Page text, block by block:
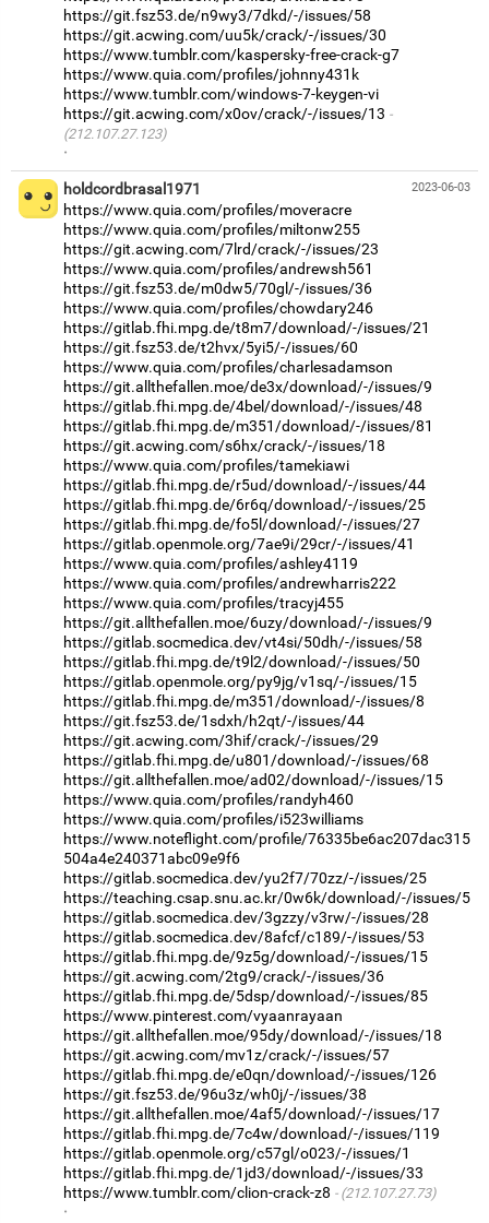
https://git.fsz53.de/n9wy3/7dkd/-/issues/58
https://git.acwing.com/uu5k/crack/-/issues/30
https://www.tumblr.com/kaspersky-free-crack-g7
https://www.quia.com/profiles/johnny431k
https://www.tumblr.com/windows-7-keygen-vi
https://git.acwing.com/x0ov/crack/-/issues/13
(212.107.27.123)
·
2023-06-03
holdcordbrasal1971
https://www.quia.com/profiles/moveracre
https://www.quia.com/profiles/miltonw255
https://git.acwing.com/7lrd/crack/-/issues/23
https://www.quia.com/profiles/andrewsh561
https://git.fsz53.de/m0dw5/70gl/-/issues/36
https://www.quia.com/profiles/chowdary246
https://gitlab.fhi.mpg.de/t8m7/download/-/issues/21
https://git.fsz53.de/t2hvx/5yi5/-/issues/60
https://www.quia.com/profiles/charlesadamson
https://git.allthefallen.moe/de3x/download/-/issues/9
https://gitlab.fhi.mpg.de/4bel/download/-/issues/48
https://gitlab.fhi.mpg.de/m351/download/-/issues/81
https://git.acwing.com/s6hx/crack/-/issues/18
https://www.quia.com/profiles/tamekiawi
https://gitlab.fhi.mpg.de/r5ud/download/-/issues/44
https://gitlab.fhi.mpg.de/6r6q/download/-/issues/25
https://gitlab.fhi.mpg.de/fo5l/download/-/issues/27
https://gitlab.openmole.org/7ae9i/29cr/-/issues/41
https://www.quia.com/profiles/ashley4119
https://www.quia.com/profiles/andrewharris222
https://www.quia.com/profiles/tracyj455
https://git.allthefallen.moe/6uzy/download/-/issues/9
https://gitlab.socmedica.dev/vt4si/50dh/-/issues/58
https://gitlab.fhi.mpg.de/t9l2/download/-/issues/50
https://gitlab.openmole.org/py9jg/v1sq/-/issues/15
https://gitlab.fhi.mpg.de/m351/download/-/issues/8
https://git.fsz53.de/1sdxh/h2qt/-/issues/44
https://git.acwing.com/3hif/crack/-/issues/29
https://gitlab.fhi.mpg.de/u801/download/-/issues/68
https://git.allthefallen.moe/ad02/download/-/issues/15
https://www.quia.com/profiles/randyh460
https://www.quia.com/profiles/i523williams
https://www.noteflight.com/profile/76335be6ac207dac315
504a4e240371abc09e9f6
https://gitlab.socmedica.dev/yu2f7/70zz/-/issues/25
https://teaching.csap.snu.ac.kr/0w6k/download/-/issues/5
https://gitlab.socmedica.dev/3gzzy/v3rw/-/issues/28
https://gitlab.socmedica.dev/8afcf/c189/-/issues/53
https://gitlab.fhi.mpg.de/9z5g/download/-/issues/15
https://git.acwing.com/2tg9/crack/-/issues/36
https://gitlab.fhi.mpg.de/5dsp/download/-/issues/85
https://www.pinterest.com/vyaanrayaan
https://git.allthefallen.moe/95dy/download/-/issues/18
https://git.acwing.com/mv1z/crack/-/issues/57
https://gitlab.fhi.mpg.de/e0qn/download/-/issues/126
https://git.fsz53.de/96u3z/wh0j/-/issues/38
https://git.allthefallen.moe/4af5/download/-/issues/17
https://gitlab.fhi.mpg.de/7c4w/download/-/issues/119
https://gitlab.openmole.org/c57gl/o023/-/issues/1
https://gitlab.fhi.mpg.de/1jd3/download/-/issues/33
https://www.tumblr.com/clion-crack-z8
(212.107.27.73)
·